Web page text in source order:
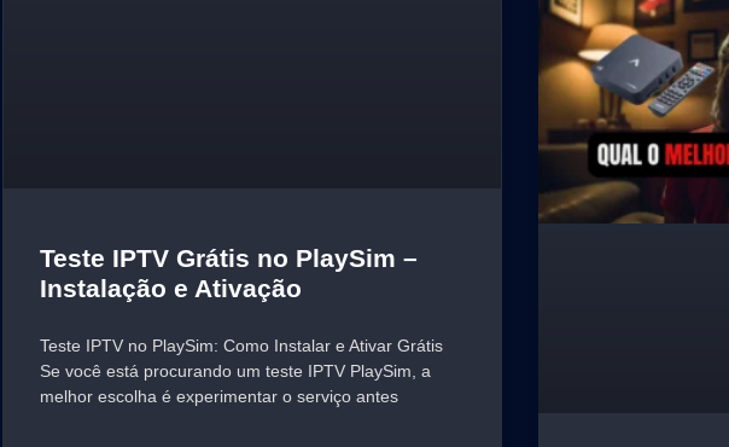
Teste IPTV Grátis no PlaySim –
Instalação e Ativação
Teste IPTV no PlaySim: Como Instalar e Ativar Grátis
Se você está procurando um teste IPTV PlaySim, a
melhor escolha é experimentar o serviço antes